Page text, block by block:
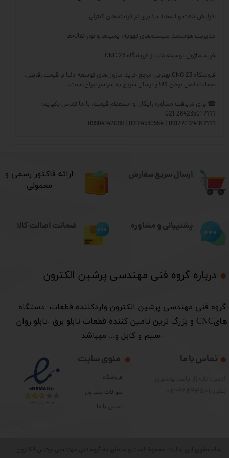
افزایش دقت و انعطاف‌پذیری در فرآیندهای کنترلی
مدیریت هوشمند سیستم‌های تهویه، پمپ‌ها و نوار نقاله‌ها
خرید ماژول توسعه دلتا از فروشگاه CNC 23
فروشگاه CNC 23 بهترین مرجع خرید ماژول‌های توسعه دلتا با قیمت رقابتی،
ضمانت اصل بودن کالا و ارسال سریع به سراسر ایران است.
☎ برای دریافت مشاوره رایگان و استعلام قیمت، با ما تماس بگیرید:
???? 021-28423501
???? 09127012418 | 09914530554 | 09904142099
ارسال سریع سفارش
درباره گروه فنی مهندسی پرشین الکترون​​​​​​​
​گروه فنی مهندسی پرشین الکترون واردکننده قطعات دستگاه
هایCNC و بزرگ ترین تامین کننده قطعات تابلو برق -تابلو روان
-سیم و کابل و... میباشد
منوی سایت
فروشگاه
سوالات متداول
تماس با ما
تماس با ما
​ارائه فاکتور رسمی و
معمولی
پشتیبانی و مشاوره ضمانت اصالت کالا